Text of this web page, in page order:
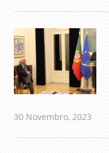
30 Novembro, 2023